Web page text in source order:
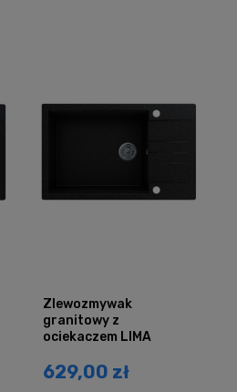
Zlewozmywak
granitowy z
ociekaczem LIMA
629,00 zł